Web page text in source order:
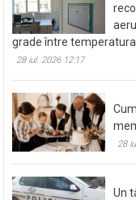
grade între
28 iul. 2026 12:17
28
Un